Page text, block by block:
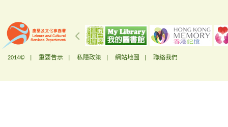
2014© | 重要告示 私隱政策 網站地圖 聯絡我們